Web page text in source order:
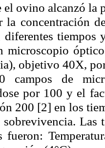
el ovino alcanzó la
la concentración
diferentes tiempos
microscopio
objetivo 40X,
campos de
por 100 y el
200 [2] en los
sobrevivencia. Las
fueron: